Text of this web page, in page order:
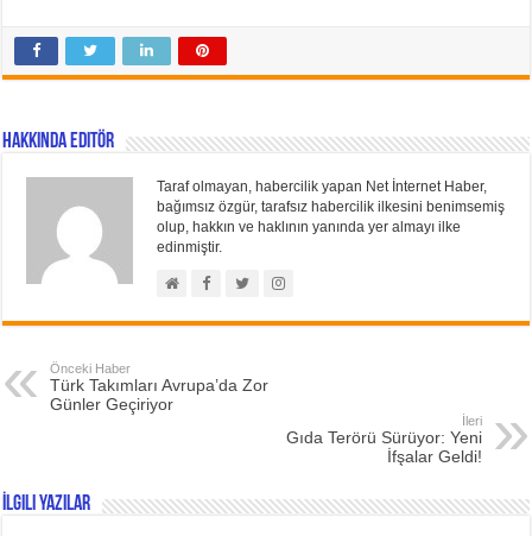
Hakkında Editör
Taraf olmayan, habercilik yapan Net İnternet Haber,
bağımsız özgür, tarafsız habercilik ilkesini benimsemiş
olup, hakkın ve haklının yanında yer almayı ilke
edinmiştir.
Önceki Haber
Türk Takımları Avrupa’da Zor
Günler Geçiriyor
İleri
Gıda Terörü Sürüyor: Yeni
İfşalar Geldi!
İlgili Yazılar